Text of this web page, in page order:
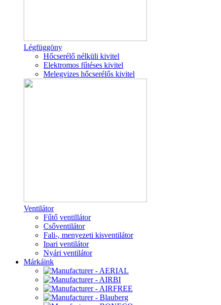
Légfüggöny
Hőcserélő nélküli kivitel
Elektromos fűtéses kivitel
Melegvizes hőcserélős kivitel
Ventilátor
Fűtő ventillátor
Csőventilátor
Fali-, menyezeti kisventilátor
Ipari ventilátor
Nyári ventilátor
Márkáink